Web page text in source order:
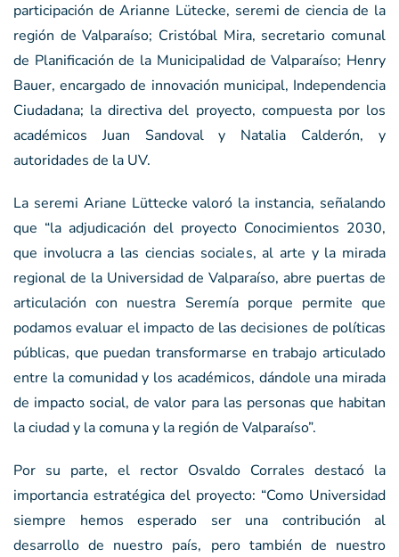
participación de Arianne Lütecke, seremi de ciencia de la
región de Valparaíso; Cristóbal Mira, secretario comunal
de Planificación de la Municipalidad de Valparaíso; Henry
Bauer, encargado de innovación municipal, Independencia
Ciudadana; la directiva del proyecto, compuesta por los
académicos Juan Sandoval y Natalia Calderón, y
autoridades de la UV.
La seremi Ariane Lüttecke valoró la instancia, señalando
que “la adjudicación del proyecto Conocimientos 2030,
que involucra a las ciencias sociales, al arte y la mirada
regional de la Universidad de Valparaíso, abre puertas de
articulación con nuestra Seremía porque permite que
podamos evaluar el impacto de las decisiones de políticas
públicas, que puedan transformarse en trabajo articulado
entre la comunidad y los académicos, dándole una mirada
de impacto social, de valor para las personas que habitan
la ciudad y la comuna y la región de Valparaíso”.
Por su parte, el rector Osvaldo Corrales destacó la
importancia estratégica del proyecto: “Como Universidad
siempre hemos esperado ser una contribución al
desarrollo de nuestro país, pero también de nuestro